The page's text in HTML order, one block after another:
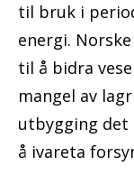
til bruk i
energi.
til å bidra
mangel av
utbygging
å ivareta